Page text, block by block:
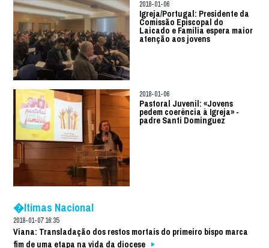
2018-01-06
Igreja/Portugal: Presidente da
Comissão Episcopal do
Laicado e Família espera maior
atenção aos jovens
2018-01-06
Pastoral Juvenil: «Jovens
pedem coerência à Igreja» -
padre Santi Dominguez
�ltimas Nacional
2018-01-07 16:35
Viana: Transladação dos restos mortais do primeiro bispo marca
fim de uma etapa na vida da diocese